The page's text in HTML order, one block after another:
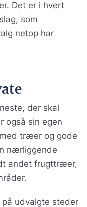
Det er i hvert
som
netop har
der skal
også sin egen
træer og gode
nærliggende
andet frugttræer,
på udvalgte steder